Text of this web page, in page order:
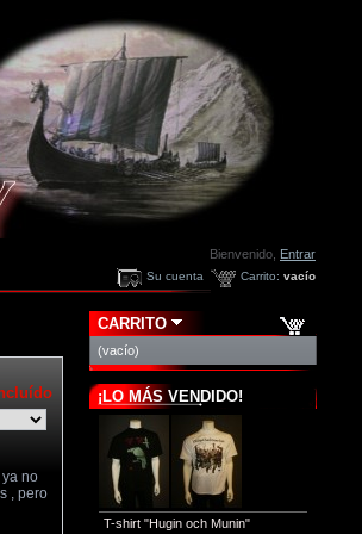
Bienvenido, Entrar
Carrito: vacío
Su cuenta
ya no
, pero
CARRITO
(vacío)
¡LO MÁS VENDIDO!
T-shirt "Hugin och Munin"